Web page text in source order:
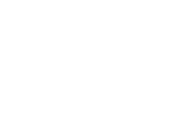
sebagai jaminannya